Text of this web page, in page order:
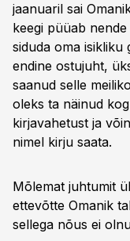
jaanuaril sai
keegi püüab nende
siduda oma isikliku
endine ostujuht,
saanud selle
oleks ta näinud
kirjavahetust ja
nimel kirju saata.
Mõlemat juhtumit
ettevõtte Omanik
sellega nõus ei